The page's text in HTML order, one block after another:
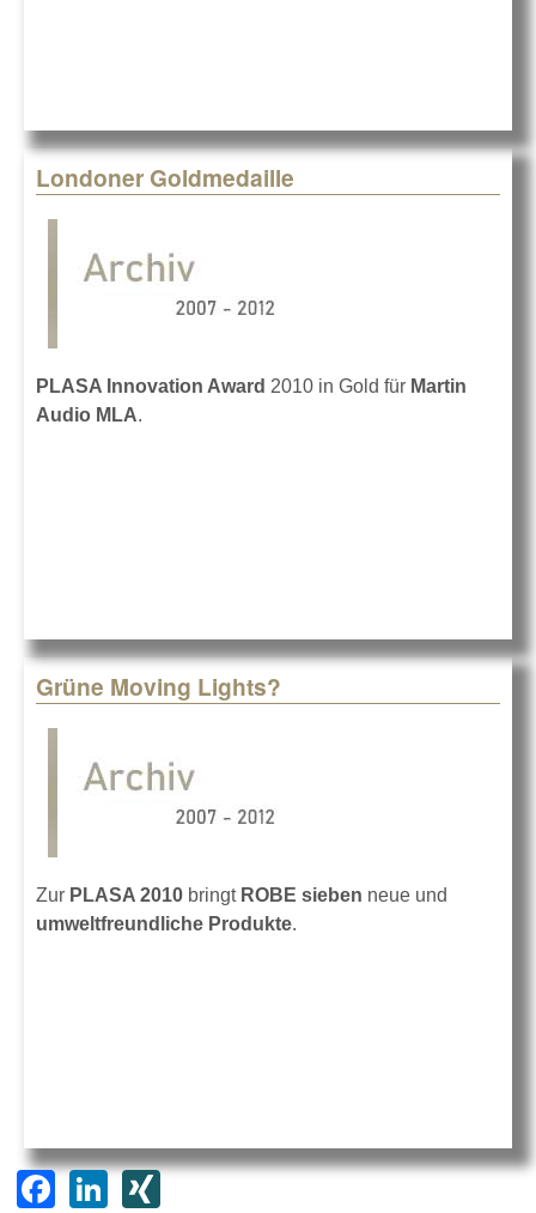
Londoner Goldmedaille
PLASA Innovation Award 2010 in Gold für Martin
Audio MLA.
Grüne Moving Lights?
Zur PLASA 2010 bringt ROBE sieben neue und
umweltfreundliche Produkte.
F
Li XI